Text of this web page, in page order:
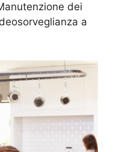
dei
a